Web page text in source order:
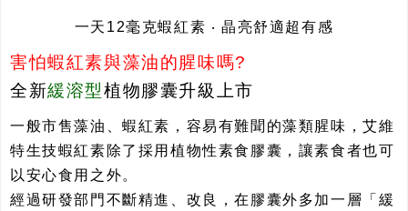
一天12毫克蝦紅素 ‧ 晶亮舒適超有感
害怕蝦紅素與藻油的腥味嗎?
全新緩溶型植物膠囊升級上市
一般市售藻油、蝦紅素，容易有難聞的藻類腥味，艾維
特生技蝦紅素除了採用植物性素食膠囊，讓素食者也可
以安心食用之外。
經過研發部門不斷精進、改良，在膠囊外多加一層「緩